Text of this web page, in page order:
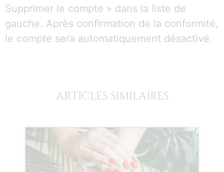
Supprimer le compte » dans la liste de
gauche. Après confirmation de la conformité,
le compte sera automatiquement désactivé.
ARTICLES SIMILAIRES